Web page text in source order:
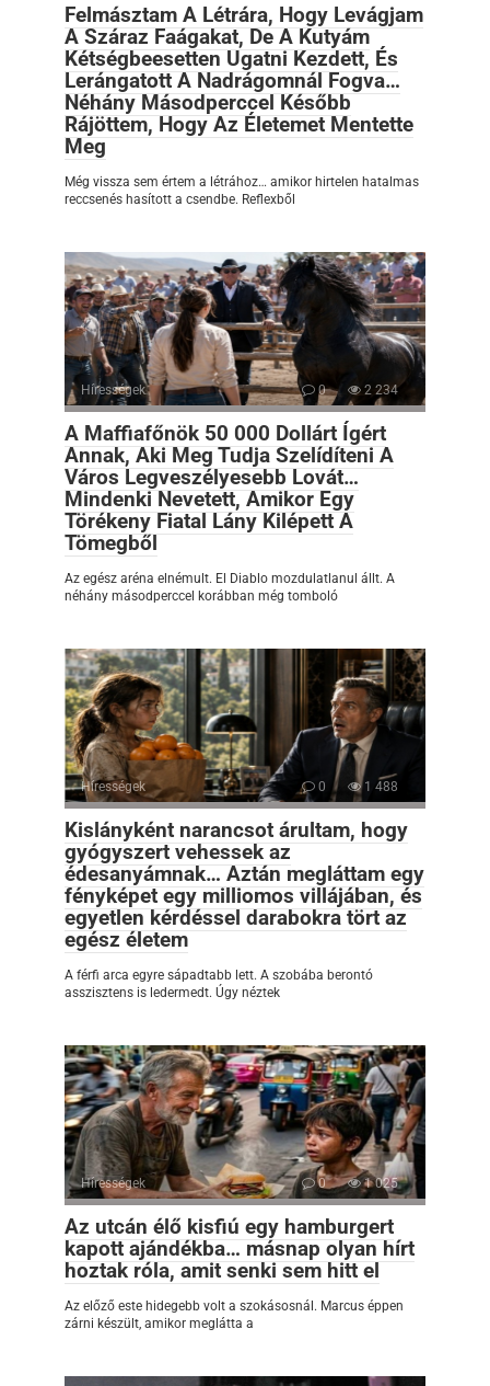
Felmásztam A Létrára, Hogy Levágjam
A Száraz Faágakat, De A Kutyám
Kétségbeesetten Ugatni Kezdett, És
Lerángatott A Nadrágomnál Fogva…
Néhány Másodperccel Később
Rájöttem, Hogy Az Életemet Mentette
Meg
Még vissza sem értem a létrához… amikor hirtelen hatalmas
reccsenés hasított a csendbe. Reflexből
Hírességek 0 2 234
A Maffiafőnök 50 000 Dollárt Ígért
Annak, Aki Meg Tudja Szelídíteni A
Város Legveszélyesebb Lovát…
Mindenki Nevetett, Amikor Egy
Törékeny Fiatal Lány Kilépett A
Tömegből
Az egész aréna elnémult. El Diablo mozdulatlanul állt. A
néhány másodperccel korábban még tomboló
Hírességek 0 1 488
Kislányként narancsot árultam, hogy
gyógyszert vehessek az
édesanyámnak… Aztán megláttam egy
fényképet egy milliomos villájában, és
egyetlen kérdéssel darabokra tört az
egész életem
A férfi arca egyre sápadtabb lett. A szobába berontó
asszisztens is ledermedt. Úgy néztek
Hírességek 0 1 025
Az utcán élő kisfiú egy hamburgert
kapott ajándékba… másnap olyan hírt
hoztak róla, amit senki sem hitt el
Az előző este hidegebb volt a szokásosnál. Marcus éppen
zárni készült, amikor meglátta a